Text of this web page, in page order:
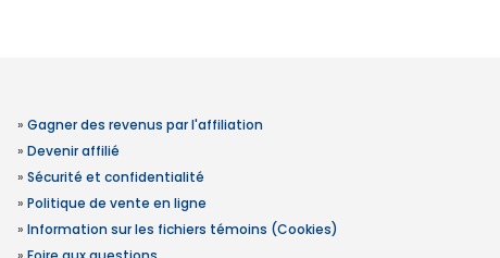
» Gagner des revenus par l'affiliation
» Devenir affilié
» Sécurité et confidentialité
» Politique de vente en ligne
» Information sur les fichiers témoins (Cookies)